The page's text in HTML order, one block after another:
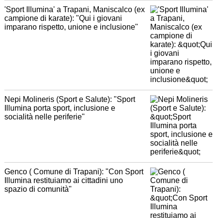
'Sport Illumina' a Trapani, Maniscalco (ex
campione di karate): "Qui i giovani
imparano rispetto, unione e inclusione"
Nepi Molineris (Sport e Salute): "Sport
Illumina porta sport, inclusione e
socialità nelle periferie"
Genco ( Comune di Trapani): "Con Sport
Illumina restituiamo ai cittadini uno
spazio di comunità"